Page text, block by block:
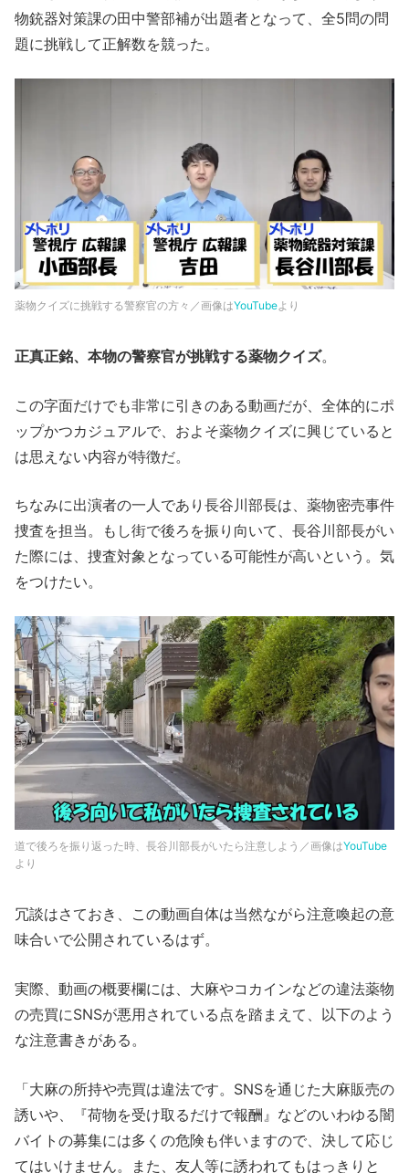
物銃器対策課の田中警部補が出題者となって、全5問の問
題に挑戦して正解数を競った。
薬物クイズに挑戦する警察官の方々／画像はYouTubeより
正真正銘、本物の警察官が挑戦する薬物クイズ。
この字面だけでも非常に引きのある動画だが、全体的にポ
ップかつカジュアルで、およそ薬物クイズに興じていると
は思えない内容が特徴だ。
ちなみに出演者の一人であり長谷川部長は、薬物密売事件
捜査を担当。もし街で後ろを振り向いて、長谷川部長がい
た際には、捜査対象となっている可能性が高いという。気
をつけたい。
道で後ろを振り返った時、長谷川部長がいたら注意しよう／画像はYouTube
より
冗談はさておき、この動画自体は当然ながら注意喚起の意
味合いで公開されているはず。
実際、動画の概要欄には、大麻やコカインなどの違法薬物
の売買にSNSが悪用されている点を踏まえて、以下のよう
な注意書きがある。
「大麻の所持や売買は違法です。SNSを通じた大麻販売の
誘いや、『荷物を受け取るだけで報酬』などのいわゆる闇
バイトの募集には多くの危険も伴いますので、決して応じ
てはいけません。また、友人等に誘われてもはっきりと